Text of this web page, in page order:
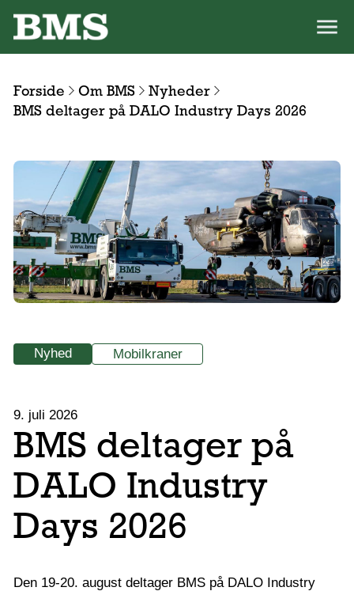
Forside Om BMS
Nyheder
BMS deltager på DALO Industry Days 2026
Nyhed Mobilkraner
9. juli 2026
BMS deltager på
DALO Industry
Days 2026
Den 19-20. august deltager BMS på DALO Industry